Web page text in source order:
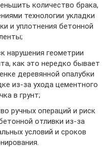
количество брака,
технологии укладки
и уплотнения бетонной
нарушения геометрии
как это нередко бывает
деревянной опалубки
из-за ухода цементного
в грунт;
ручных операций и риск
отливки из-за
условий и сроков